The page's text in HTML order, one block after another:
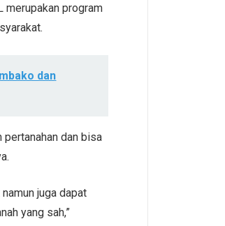
merupakan program
dan
dan bisa
juga dapat
yang sah,”